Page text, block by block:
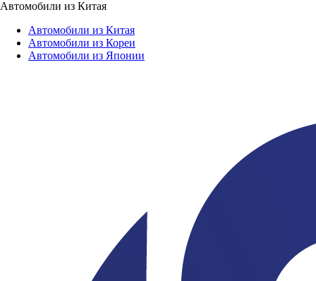
Автомобили из Китая
Автомобили из Китая
Автомобили из Кореи
Автомобили из Японии